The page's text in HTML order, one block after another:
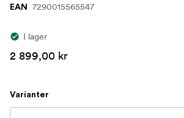
EAN 7290015565547
I lager
2 899,00 kr
Varianter